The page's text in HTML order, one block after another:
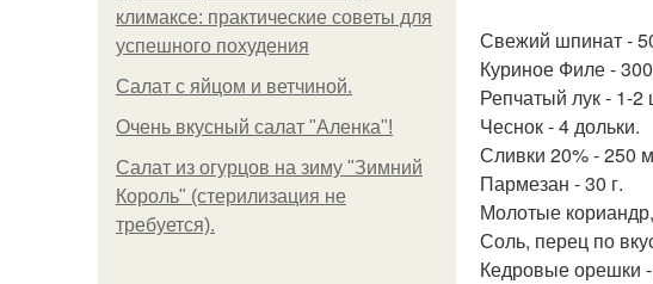
климаксе: практические советы для
успешного похудения
Салат с яйцом и ветчиной.
Очень вкусный салат "Аленка"!
Салат из огурцов на зиму "Зимний
Король" (стерилизация не
требуется).
Свежий шпинат -
Куриное Филе - 300
Репчатый лук - 1-2
Чеснок - 4 дольки.
Сливки 20% - 250
Пармезан - 30 г.
Молотые
Соль, перец по
Кедровые орешки -